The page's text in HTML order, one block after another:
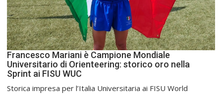
Francesco Mariani è Campione Mondiale
Universitario di Orienteering: storico oro nella
Sprint ai FISU WUC
Storica impresa per l’Italia Universitaria ai FISU World